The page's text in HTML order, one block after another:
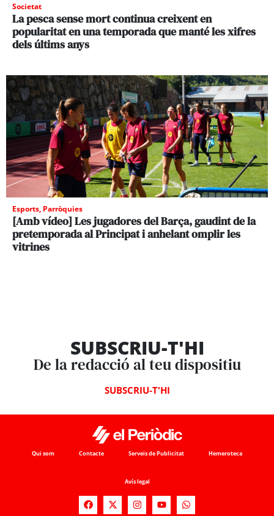
Societat
La pesca sense mort continua creixent en
popularitat en una temporada que manté les xifres
dels últims anys
Esports, Parròquies
[Amb vídeo] Les jugadores del Barça, gaudint de la
pretemporada al Principat i anhelant omplir les
vitrines
SUBSCRIU-T'HI
De la redacció al teu dispositiu
SUBSCRIU-T'HI
Qui som Contacte Serveis de Publicitat Hemeroteca
Avís legal